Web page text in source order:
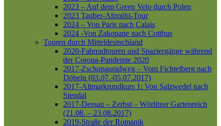
2023 – Auf dem Green Velo durch Polen
2023 Tauber-Altmühl-Tour
2024 – Von Paris nach Calais
2024 -Von Zakopane nach Cottbus
Touren durch Mitteldeutschland
2020-Fahrradtouren und Spaziergänge während
der Corona-Pandemie 2020
2017-Zschopauradweg – Vom Fichtelberg nach
Döbeln (03.07.-05.07.2017)
2017-Altmarkrundkurs 1: Von Salzwedel nach
Stendal
2017-Dessau – Zerbst – Wörlitzer Gartenreich
(21.08. – 23.08.2017)
2019-Straße der Romanik